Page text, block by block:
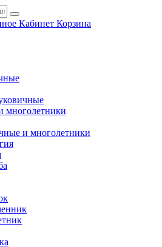
Кабинет Корзина
многолетники
и многолетники